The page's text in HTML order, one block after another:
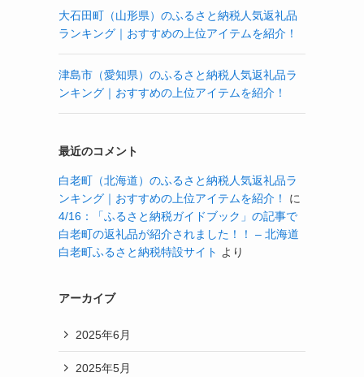
大石田町（山形県）のふるさと納税人気返礼品
ランキング｜おすすめの上位アイテムを紹介！
津島市（愛知県）のふるさと納税人気返礼品ラ
ンキング｜おすすめの上位アイテムを紹介！
最近のコメント
白老町（北海道）のふるさと納税人気返礼品ラ
ンキング｜おすすめの上位アイテムを紹介！
に
4/16：「ふるさと納税ガイドブック」の記事で
白老町の返礼品が紹介されました！！ – 北海道
白老町ふるさと納税特設サイト より
アーカイブ
2025年6月
2025年5月